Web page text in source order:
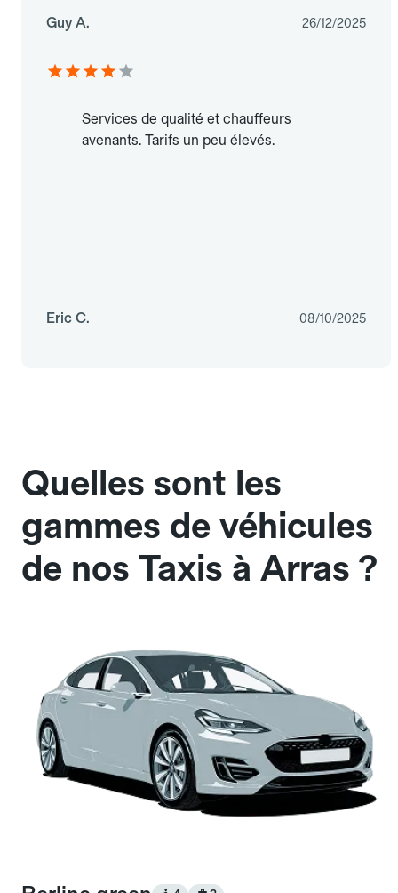
Guy A. 26/12/2025
Services de qualité et chauffeurs
avenants. Tarifs un peu élevés.
Eric C. 08/10/2025
Quelles sont les
gammes de véhicules
de nos Taxis à Arras ?